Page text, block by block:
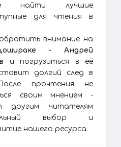
найти лучшие
для чтения в
внимание на
- Андрей
и погрузиться в её
долгий след в
прочтения не
своим мнением -
другим читателям
выбор и
нашего ресурса.